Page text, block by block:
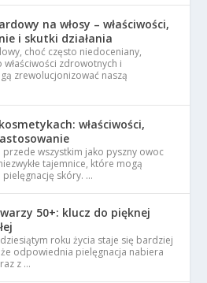
na włosy – właściwości,
i skutki działania
choć często niedoceniany,
zdrowotnych i
zrewolucjonizować naszą
właściwości,
przede wszystkim jako pyszny owoc
tajemnice, które mogą
skóry. …
50+: klucz do pięknej
roku życia staje się bardziej
odpowiednia pielęgnacja nabiera
z …